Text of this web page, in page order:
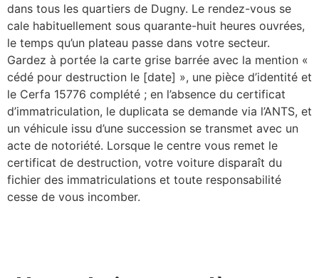
dans tous les quartiers de Dugny. Le rendez-vous se
cale habituellement sous quarante-huit heures ouvrées,
le temps qu’un plateau passe dans votre secteur.
Gardez à portée la carte grise barrée avec la mention «
cédé pour destruction le [date] », une pièce d’identité et
le Cerfa 15776 complété ; en l’absence du certificat
d’immatriculation, le duplicata se demande via l’ANTS, et
un véhicule issu d’une succession se transmet avec un
acte de notoriété. Lorsque le centre vous remet le
certificat de destruction, votre voiture disparaît du
fichier des immatriculations et toute responsabilité
cesse de vous incomber.